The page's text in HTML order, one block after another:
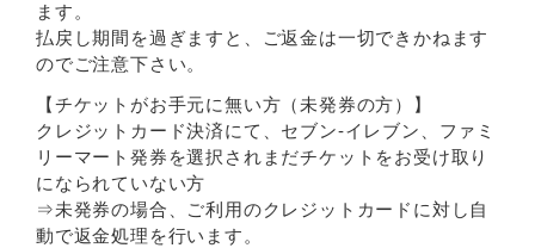
ます。
払戻し期間を過ぎますと、ご返金は一切できかねます
のでご注意下さい。
【チケットがお手元に無い方（未発券の方）】
クレジットカード決済にて、セブン-イレブン、ファミ
リーマート発券を選択されまだチケットをお受け取り
になられていない方
⇒未発券の場合、ご利用のクレジットカードに対し自
動で返金処理を行います。